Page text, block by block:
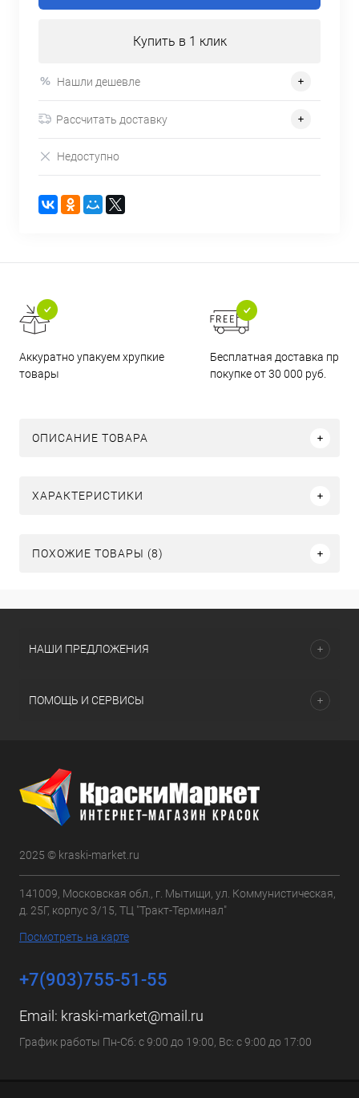
Купить в 1 клик
Нашли дешевле
Рассчитать доставку
Недоступно
Аккуратно упакуем хрупкие
товары
Бесплатная доставка при
покупке от 30 000 руб.
ОПИСАНИЕ ТОВАРА
ХАРАКТЕРИСТИКИ
ПОХОЖИЕ ТОВАРЫ (8)
НАШИ ПРЕДЛОЖЕНИЯ
ПОМОЩЬ И СЕРВИСЫ
2025 © kraski-market.ru
141009, Московская обл., г. Мытищи, ул. Коммунистическая,
д. 25Г, корпус 3/15, ТЦ "Тракт-Терминал"
Посмотреть на карте
+7(903)755-51-55
Email: kraski-market@mail.ru
График работы Пн-Сб: с 9:00 до 19:00, Вс: с 9:00 до 17:00